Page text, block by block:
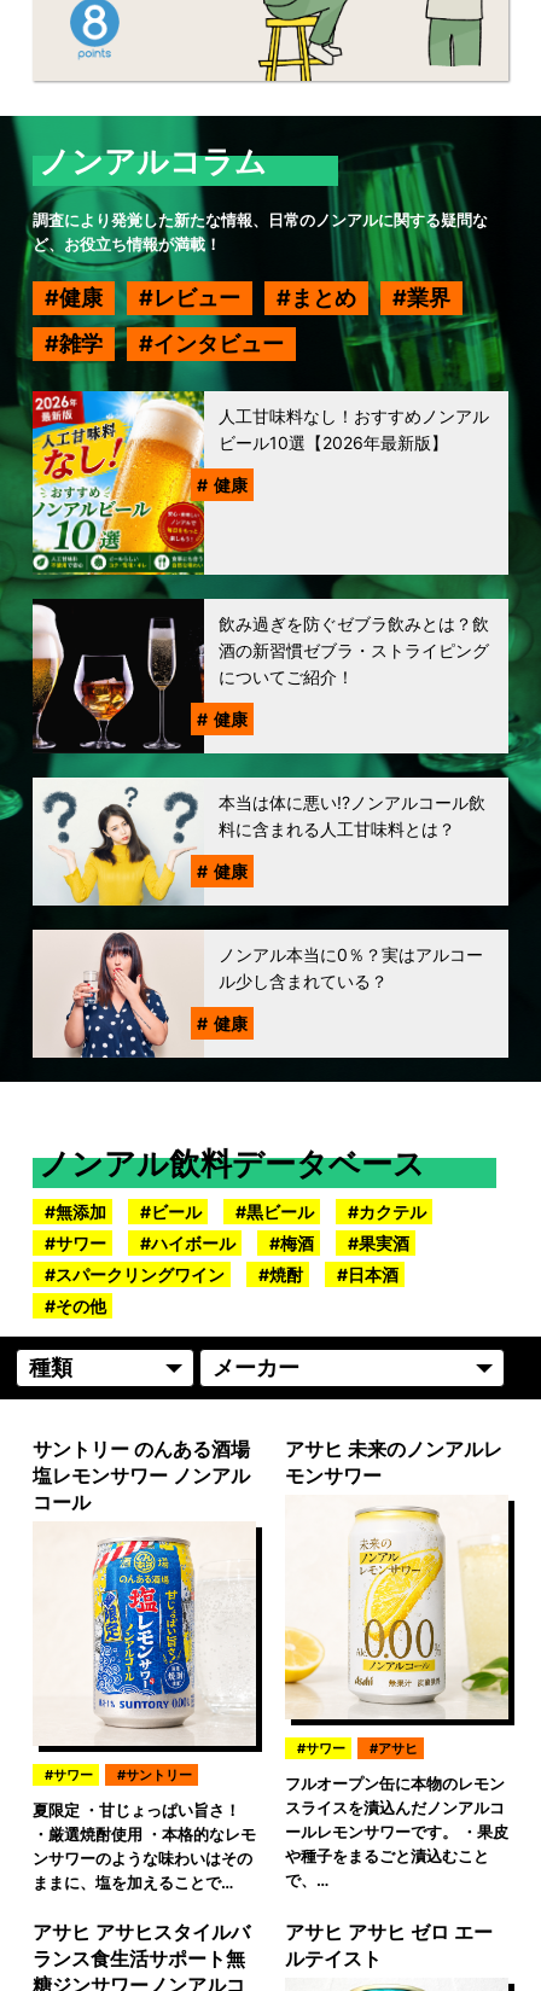
ノンアルコラム
調査により発覚した新たな情報、日常のノンアルに関する疑問な
ど、お役立ち情報が満載！
健康 レビュー まとめ
業界
雑学
インタビュー
人工甘味料なし！おすすめノンアル
ビール10選【2026年最新版】
健康
飲み過ぎを防ぐゼブラ飲みとは？飲
酒の新習慣ゼブラ・ストライピング
についてご紹介！
健康
本当は体に悪い!?ノンアルコール飲
料に含まれる人工甘味料とは？
健康
ノンアル本当に0％？実はアルコー
ル少し含まれている？
健康
ノンアル飲料データベース
無添加 ビール 黒ビール
カクテル
サワー
ハイボール 梅酒
果実酒
スパークリングワイン
焼酎
日本酒
その他
サントリー のんある酒場
塩レモンサワー ノンアル
コール
サワー サントリー
夏限定 ・甘じょっぱい旨さ！
・厳選焼酎使用 ・本格的なレモ
ンサワーのような味わいはその
ままに、塩を加えることで…
アサヒ 未来のノンアルレ
モンサワー
サワー アサヒ
フルオープン缶に本物のレモン
スライスを漬込んだノンアルコ
ールレモンサワーです。 ・果皮
や種子をまるごと漬込むこと
で、…
アサヒ アサヒスタイルバ
ランス食生活サポート無
糖ジンサワーノンアルコ
アサヒ アサヒ ゼロ エー
ルテイスト